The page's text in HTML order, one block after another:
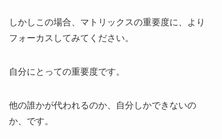
しかしこの場合、マトリックスの重要度に、より
フォーカスしてみてください。
自分にとっての重要度です。
他の誰かが代われるのか、自分しかできないの
か、です。